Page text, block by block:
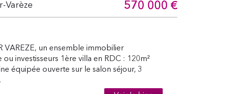
Varèze 570 000 €
VAREZE, un ensemble immobilier
investisseurs 1ère villa en RDC : 120m²
équipée ouverte sur le salon séjour, 3